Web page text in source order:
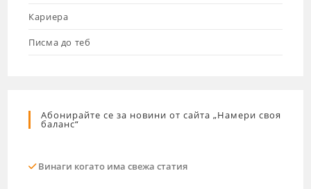
Кариера
Писма до теб
Абонирайте се за новини от сайта „Намери своя
баланс“
Винаги когато има свежа статия